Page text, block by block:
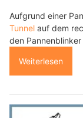
Aufgrund einer
Tunnel auf dem
den Pannenblinker
Weiterlesen